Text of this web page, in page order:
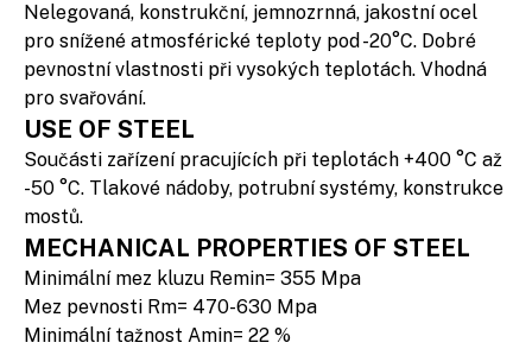
Nelegovaná, konstrukční, jemnozrnná, jakostní ocel
pro snížené atmosférické teploty pod -20°C. Dobré
pevnostní vlastnosti při vysokých teplotách. Vhodná
pro svařování.
USE OF STEEL
Součásti zařízení pracujících při teplotách +400 °C až
-50 °C. Tlakové nádoby, potrubní systémy, konstrukce
mostů.
MECHANICAL PROPERTIES OF STEEL
Minimální mez kluzu Remin= 355 Mpa
Mez pevnosti Rm= 470-630 Mpa
Minimální tažnost Amin= 22 %